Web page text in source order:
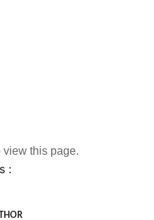
view this page.
: